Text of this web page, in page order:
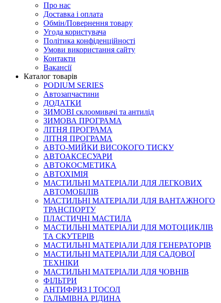
Про нас
Доставка і оплата
Обмін/Повернення товару
Угода користувача
Політика конфіденційності
Умови використання сайту
Контакти
Вакансії
Каталог товарів
PODIUM SERIES
Автозапчастини
ДОДАТКИ
ЗИМОВІ склоомивачі та антилід
ЗИМОВА ПРОГРАМА
ЛІТНЯ ПРОГРАМА
ЛІТНЯ ПРОГРАМА
АВТО-МИЙКИ ВИСОКОГО ТИСКУ
АВТОАКСЕСУАРИ
АВТОКОСМЕТИКА
АВТОХІМІЯ
МАСТИЛЬНІ МАТЕРІАЛИ ДЛЯ ЛЕГКОВИХ
АВТОМОБІЛІВ
МАСТИЛЬНІ МАТЕРІАЛИ ДЛЯ ВАНТАЖНОГО
ТРАНСПОРТУ
ПЛАСТИЧНІ МАСТИЛА
МАСТИЛЬНІ МАТЕРІАЛИ ДЛЯ МОТОЦИКЛІВ
ТА СКУТЕРІВ
МАСТИЛЬНІ МАТЕРІАЛИ ДЛЯ ГЕНЕРАТОРІВ
МАСТИЛЬНІ МАТЕРІАЛИ ДЛЯ САДОВОЇ
ТЕХНІКИ
МАСТИЛЬНІ МАТЕРІАЛИ ДЛЯ ЧОВНІВ
ФІЛЬТРИ
АНТИФРИЗ І ТОСОЛ
ГАЛЬМІВНА РІДИНА